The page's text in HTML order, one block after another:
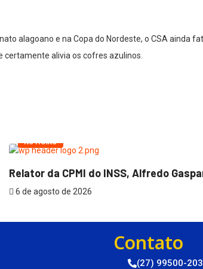
alagoano e na Copa do Nordeste, o CSA ainda
alivia os cofres azulinos.
NOTÍCIAS
Relator da CPMI do INSS, Alfredo
6 de agosto de 2026
Contato
(27) 99500-